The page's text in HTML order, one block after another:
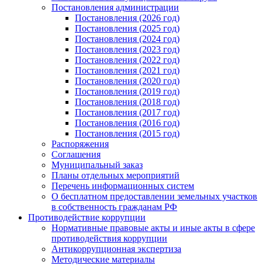
Постановления администрации
Постановления (2026 год)
Постановления (2025 год)
Постановления (2024 год)
Постановления (2023 год)
Постановления (2022 год)
Постановления (2021 год)
Постановления (2020 год)
Постановления (2019 год)
Постановления (2018 год)
Постановления (2017 год)
Постановления (2016 год)
Постановления (2015 год)
Распоряжения
Соглашения
Муниципальный заказ
Планы отдельных мероприятий
Перечень информационных систем
О бесплатном предоставлении земельных участков
в собственность гражданам РФ
Противодействие коррупции
Нормативные правовые акты и иные акты в сфере
противодействия коррупции
Антикоррупционная экспертиза
Методические материалы